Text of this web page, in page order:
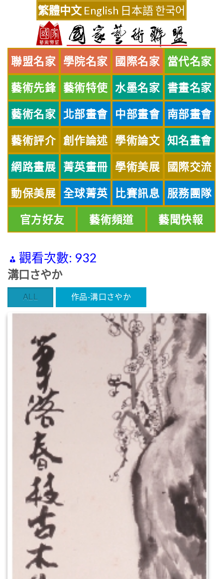
繁體中文 English 日本語한국어
聯盟名家 學院名家 國際名家 當代名家
藝術先鋒 藝術特使 水墨名家 書畫名家
藝術名家 北部畫會 中部畫會 南部畫會
藝術評介 創作論述 學術論文 知名畫會
網路畫展 菁英畫冊 學術美展 國際交流
動保美展 全球菁英 比賽訊息 服務團隊
官方好友 藝術頻道 藝聞快報
觀看次數: 932
溝口さやか
ALL 作品-溝口さやか